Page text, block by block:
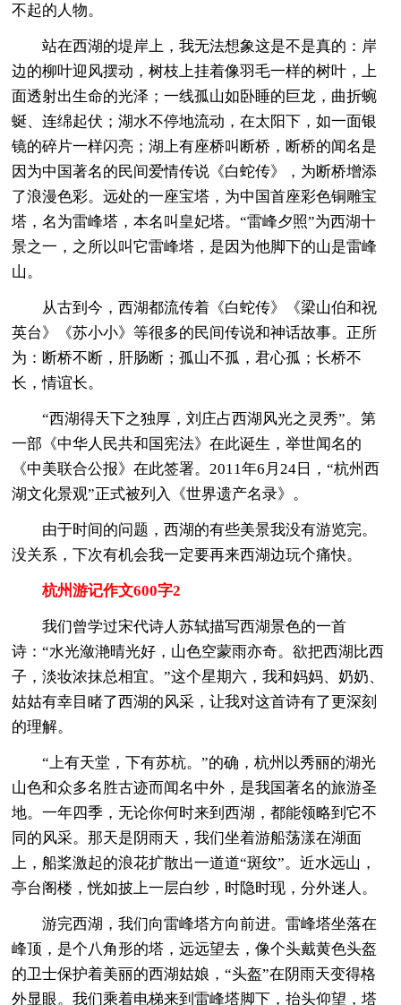
不起的人物。
站在西湖的堤岸上，我无法想象这是不是真的：岸
边的柳叶迎风摆动，树枝上挂着像羽毛一样的树叶，上
面透射出生命的光泽；一线孤山如卧睡的巨龙，曲折蜿
蜒、连绵起伏；湖水不停地流动，在太阳下，如一面银
镜的碎片一样闪亮；湖上有座桥叫断桥，断桥的闻名是
因为中国著名的民间爱情传说《白蛇传》，为断桥增添
了浪漫色彩。远处的一座宝塔，为中国首座彩色铜雕宝
塔，名为雷峰塔，本名叫皇妃塔。“雷峰夕照”为西湖十
景之一，之所以叫它雷峰塔，是因为他脚下的山是雷峰
山。
从古到今，西湖都流传着《白蛇传》《梁山伯和祝
英台》《苏小小》等很多的民间传说和神话故事。正所
为：断桥不断，肝肠断；孤山不孤，君心孤；长桥不
长，情谊长。
“西湖得天下之独厚，刘庄占西湖风光之灵秀”。第
一部《中华人民共和国宪法》在此诞生，举世闻名的
《中美联合公报》在此签署。2011年6月24日，“杭州西
湖文化景观”正式被列入《世界遗产名录》。
由于时间的问题，西湖的有些美景我没有游览完。
没关系，下次有机会我一定要再来西湖边玩个痛快。
杭州游记作文600字2
我们曾学过宋代诗人苏轼描写西湖景色的一首
诗：“水光潋滟晴光好，山色空蒙雨亦奇。欲把西湖比西
子，淡妆浓抹总相宜。”这个星期六，我和妈妈、奶奶、
姑姑有幸目睹了西湖的风采，让我对这首诗有了更深刻
的理解。
“上有天堂，下有苏杭。”的确，杭州以秀丽的湖光
山色和众多名胜古迹而闻名中外，是我国著名的旅游圣
地。一年四季，无论你何时来到西湖，都能领略到它不
同的风采。那天是阴雨天，我们坐着游船荡漾在湖面
上，船桨激起的浪花扩散出一道道“斑纹”。近水远山，
亭台阁楼，恍如披上一层白纱，时隐时现，分外迷人。
游完西湖，我们向雷峰塔方向前进。雷峰塔坐落在
峰顶，是个八角形的塔，远远望去，像个头戴黄色头盔
的卫士保护着美丽的西湖姑娘，“头盔”在阴雨天变得格
外显眼。我们乘着电梯来到雷峰塔脚下，抬头仰望，塔